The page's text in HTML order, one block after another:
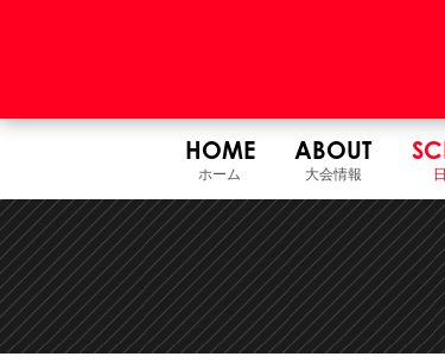
HOME
ホーム
ABOUT
大会情報